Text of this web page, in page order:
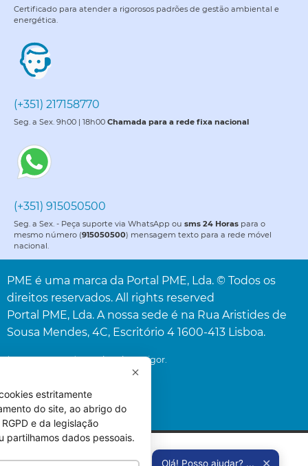
Certificado para atender a rigorosos padrões de gestão ambiental e
energética.
(+351) 217158770
Seg. a Sex. 9h00 | 18h00 Chamada para a rede fixa nacional
(+351) 915050500
Seg. a Sex. - Peça suporte via WhatsApp ou sms 24 Horas para o
mesmo número (915050500) mensagem texto para a rede móvel
nacional.
PME é uma marca da Portal PME, Lda. © Todos os
direitos reservados. All rights reserved
Portal PME, Lda. A nossa sede é na Rua Aristides de
Sousa Mendes, 4C, Escritório 4 1600-413 Lisboa.
* Acresce o IVA à taxa legal em vigor.
estritamente
do site, ao abrigo do
e da legislação
partilhamos dados pessoais.
Olá! Posso ajudar? ... ✕